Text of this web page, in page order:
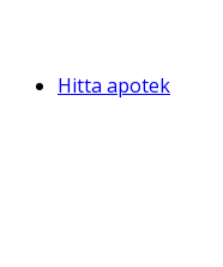
Hitta apotek